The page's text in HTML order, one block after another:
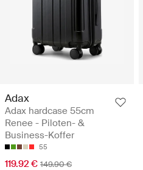
Adax
Adax hardcase 55cm
Renee - Piloten- &
Business-Koffer
55
119.92 € 149.90 €